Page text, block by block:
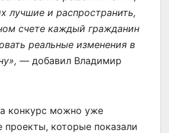
лучшие и распространить,
счете каждый гражданин
реальные изменения в
— добавил Владимир
конкурс можно уже
проекты, которые показали